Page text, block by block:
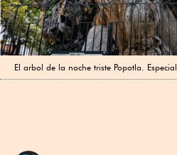
El arbol de la noche triste Popotla. Especial